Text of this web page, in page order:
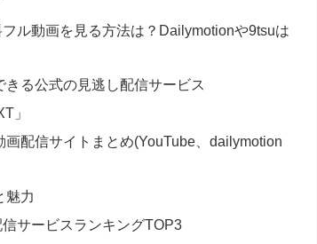
ル動画を見る方法は？Dailymotionや9tsuは
る公式の見逃し配信サービス
」
画配信サイトまとめ(YouTube、dailymotion
魅力
サービスランキングTOP3